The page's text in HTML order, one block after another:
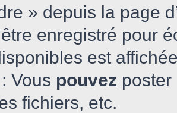
» depuis la page
enregistré pour
est
Vous pouvez
fichiers, etc.